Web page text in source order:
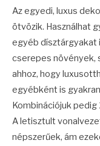
Az egyedi, luxus
ötvözik. Használhat
egyéb dísztárgyakat
cserepes növények,
ahhoz, hogy
egyébként is
Kombinációjuk pedig
A letisztult
népszerűek, ám